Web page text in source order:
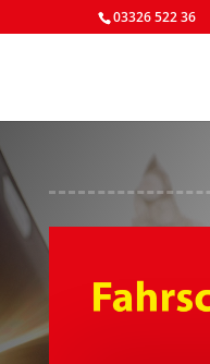
03326 522 36